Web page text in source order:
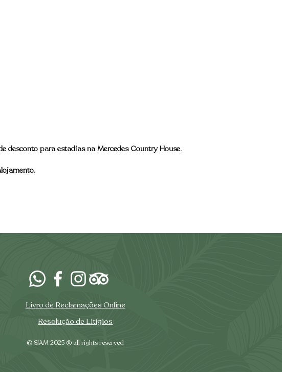
desconto para estadias na Mercedes Country House.
Livro de Reclamações Online
Resolução de Litígios
© SIAM 2025 ® all rights reserved